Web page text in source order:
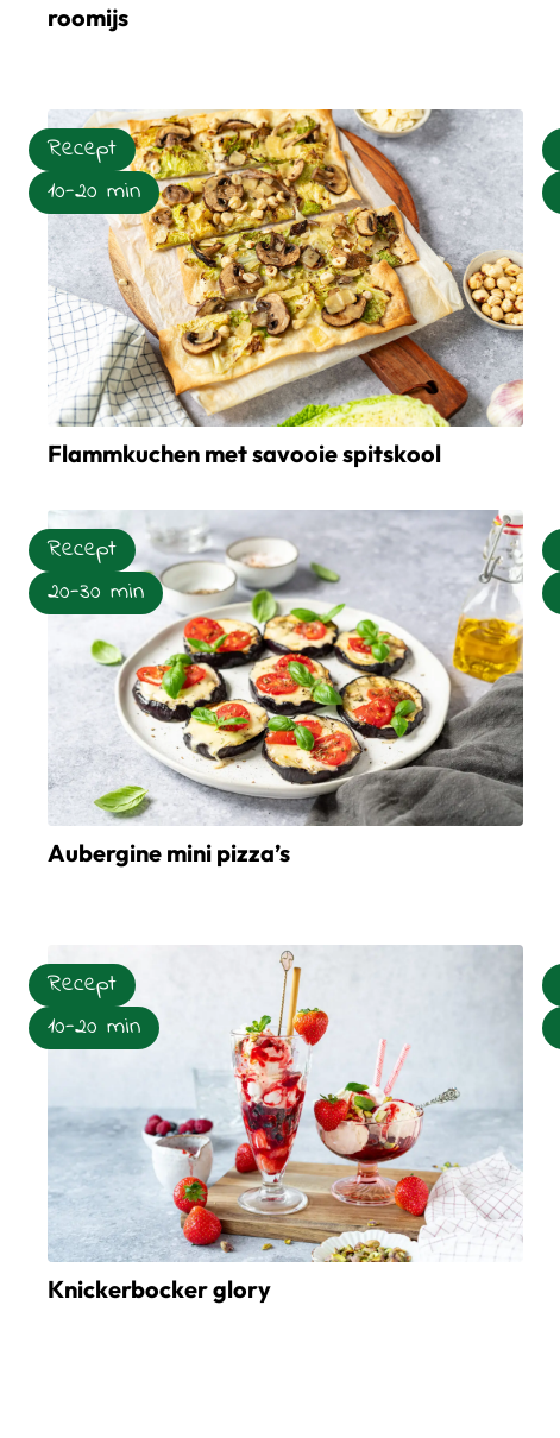
roomijs
Flammkuchen met savooie spitskool
Recept
10-20 min
Aubergine mini pizza’s
Recept
20-30 min
Knickerbocker glory
Recept
10-20 min